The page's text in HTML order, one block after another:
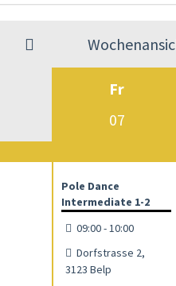
Fr
07
Pole Dance
Intermediate 1-2
09:00 - 10:00
Dorfstrasse 2,
3123 Belp